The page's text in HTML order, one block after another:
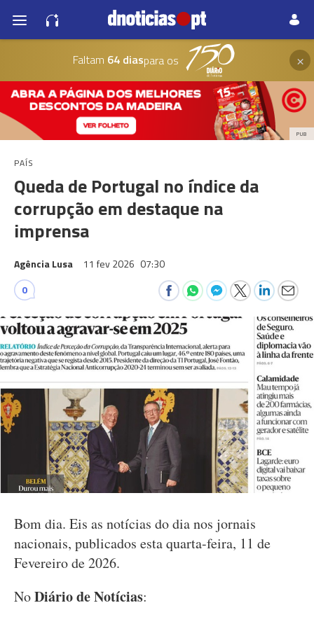
Faltam 64 diaspara os ×
PUB
PAÍS
Queda de Portugal no índice da
corrupção em destaque na
imprensa
Agência Lusa 11 fev 2026 07:30
0
Bom dia. Eis as notícias do dia nos jornais
nacionais, publicados esta quarta-feira, 11 de
Fevereiro de 2026.
NoDiário de Notícias: